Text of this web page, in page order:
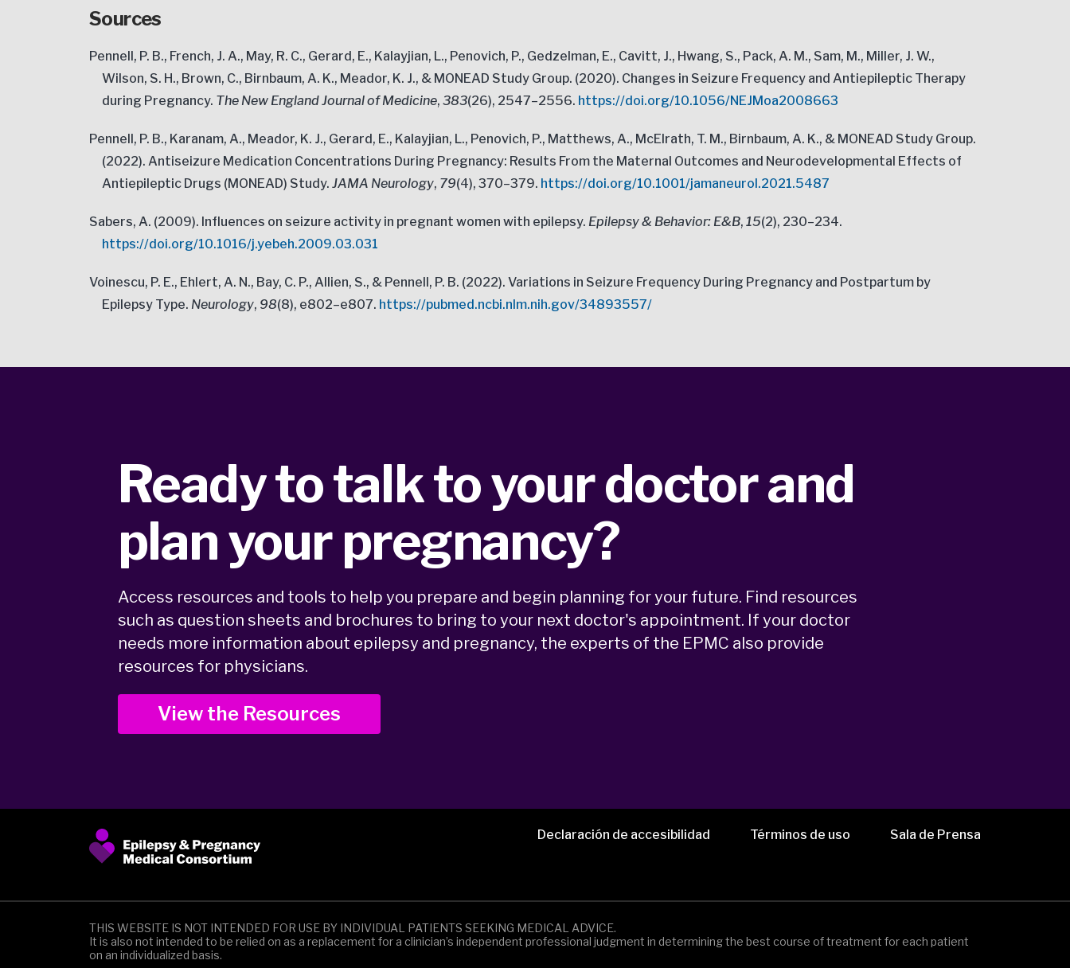
Sources
Pennell, P. B., French, J. A., May, R. C., Gerard, E., Kalayjian, L., Penovich, P., Gedzelman, E., Cavitt, J., Hwang, S., Pack, A. M., Sam, M., Miller, J. W.,
Wilson, S. H., Brown, C., Birnbaum, A. K., Meador, K. J., & MONEAD Study Group. (2020). Changes in Seizure Frequency and Antiepileptic Therapy
during Pregnancy. The New England Journal of Medicine, 383(26), 2547–2556. https://doi.org/10.1056/NEJMoa2008663
Pennell, P. B., Karanam, A., Meador, K. J., Gerard, E., Kalayjian, L., Penovich, P., Matthews, A., McElrath, T. M., Birnbaum, A. K., & MONEAD Study Group.
(2022). Antiseizure Medication Concentrations During Pregnancy: Results From the Maternal Outcomes and Neurodevelopmental Effects of
Antiepileptic Drugs (MONEAD) Study. JAMA Neurology, 79(4), 370–379. https://doi.org/10.1001/jamaneurol.2021.5487
Sabers, A. (2009). Influences on seizure activity in pregnant women with epilepsy. Epilepsy & Behavior: E&B, 15(2), 230–234.
https://doi.org/10.1016/j.yebeh.2009.03.031
Voinescu, P. E., Ehlert, A. N., Bay, C. P., Allien, S., & Pennell, P. B. (2022). Variations in Seizure Frequency During Pregnancy and Postpartum by
Epilepsy Type. Neurology, 98(8), e802–e807. https://pubmed.ncbi.nlm.nih.gov/34893557/
Ready to talk to your doctor and
plan your pregnancy?
Access resources and tools to help you prepare and begin planning for your future. Find resources
such as question sheets and brochures to bring to your next doctor's appointment. If your doctor
needs more information about epilepsy and pregnancy, the experts of the EPMC also provide
resources for physicians.
View the Resources
Declaración de accesibilidad Términos de uso Sala de Prensa
THIS WEBSITE IS NOT INTENDED FOR USE BY INDIVIDUAL PATIENTS SEEKING MEDICAL ADVICE.
It is also not intended to be relied on as a replacement for a clinician’s independent professional judgment in determining the best course of treatment for each patient
on an individualized basis.